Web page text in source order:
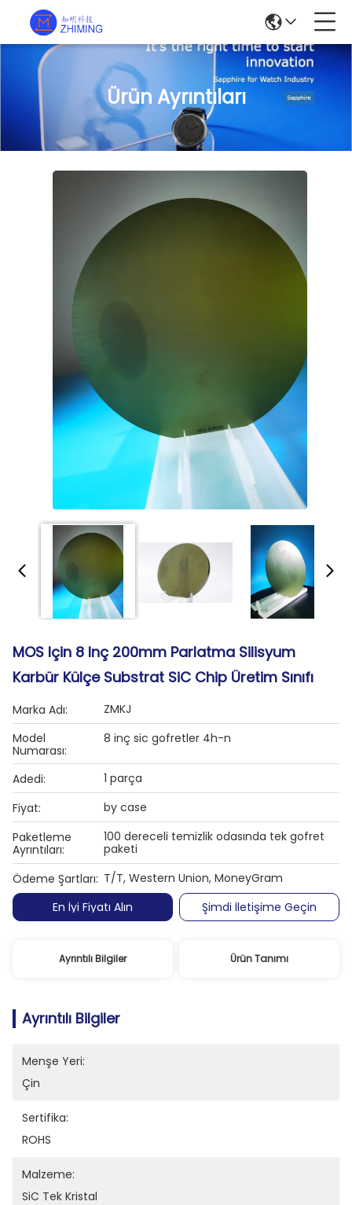
Ürün Ayrıntıları
MOS Için 8 Inç 200mm Parlatma Silisyum
Karbür Külçe Substrat SiC Chip Üretim Sınıfı
Marka Adı:
ZMKJ
Model
Numarası:
8 inç sic gofretler 4h-n
Adedi:
1 parça
Fiyat:
by case
Paketleme
Ayrıntıları:
100 dereceli temizlik odasında tek gofret
paketi
Ödeme Şartları: T/T, Western Union, MoneyGram
En İyi Fiyatı Alın
Şimdi İletişime Geçin
Ayrıntılı Bilgiler Ürün Tanımı
Ayrıntılı Bilgiler
Menşe Yeri:
Çin
Sertifika:
ROHS
Malzeme:
SiC Tek Kristal